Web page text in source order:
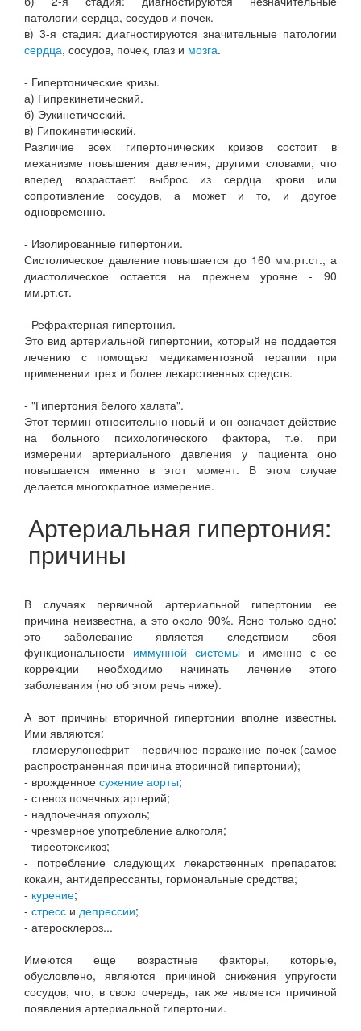
патологии сердца, сосудов и почек.
в) 3-я стадия: диагностируются значительные патологии
сердца, сосудов, почек, глаз и мозга.
- Гипертонические кризы.
а) Гипрекинетический.
б) Эукинетический.
в) Гипокинетический.
Различие всех гипертонических кризов состоит в
механизме повышения давления, другими словами, что
вперед возрастает: выброс из сердца крови или
сопротивление сосудов, а может и то, и другое
одновременно.
- Изолированные гипертонии.
Систолическое давление повышается до 160 мм.рт.ст., а
диастолическое остается на прежнем уровне - 90
мм.рт.ст.
- Рефрактерная гипертония.
Это вид артериальной гипертонии, который не поддается
лечению с помощью медикаментозной терапии при
применении трех и более лекарственных средств.
- "Гипертония белого халата".
Этот термин относительно новый и он означает действие
на больного психологического фактора, т.е. при
измерении артериального давления у пациента оно
повышается именно в этот момент. В этом случае
делается многократное измерение.
Артериальная гипертония:
причины
В случаях первичной артериальной гипертонии ее
причина неизвестна, а это около 90%. Ясно только одно:
это заболевание является следствием сбоя
функциональности иммунной системыи именно с ее
коррекции необходимо начинать лечение этого
заболевания (но об этом речь ниже).
А вот причины вторичной гипертонии вполне известны.
Ими являются:
- гломерулонефрит - первичное поражение почек (самое
распространенная причина вторичной гипертонии);
- врожденное сужение аорты;
- стеноз почечных артерий;
- надпочечная опухоль;
- чрезмерное употребление алкоголя;
- тиреотоксикоз;
- потребление следующих лекарственных препаратов:
кокаин, антидепрессанты, гормональные средства;
- курение;
- стресс и депрессии;
- атеросклероз...
Имеются еще возрастные факторы, которые,
обусловлено, являются причиной снижения упругости
сосудов, что, в свою очередь, так же является причиной
появления артериальной гипертонии.